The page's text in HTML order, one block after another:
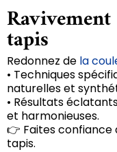
tapis
Redonnez de la
• Techniques
naturelles et
• Résultats
et harmonieuses.
👉 Faites confiance
tapis.